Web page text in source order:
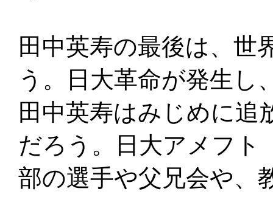
田中英寿の最後は、世
う。日大革命が発生し
田中英寿はみじめに追
だろう。日大アメフト
部の選手や父兄会や、